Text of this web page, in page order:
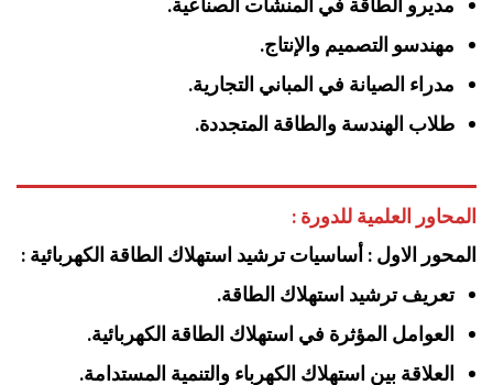
مديرو الطاقة في المنشآت الصناعية.
مهندسو التصميم والإنتاج.
مدراء الصيانة في المباني التجارية.
طلاب الهندسة والطاقة المتجددة.
المحاور العلمية للدورة :
المحور الاول : أساسيات ترشيد استهلاك الطاقة الكهربائية :
تعريف ترشيد استهلاك الطاقة.
العوامل المؤثرة في استهلاك الطاقة الكهربائية.
العلاقة بين استهلاك الكهرباء والتنمية المستدامة.